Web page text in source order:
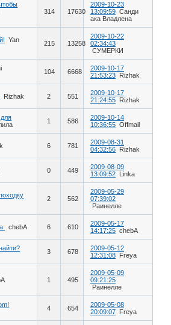
314 17630
2009-10-23
13:09:59 Санди
ака Владлена
Yan
215 13258
2009-10-22
02:34:43
СУМЕРКИ
104 6668
2009-10-17
21:53:23
Rizhak
Rizhak 2 551
2009-10-17
21:24:55
Rizhak
1 586
2009-10-14
10:36:55 Offmail
6 781
2009-08-31
04:32:56
Rizhak
0 449
2009-08-09
13:09:52
Linka
2 562
2009-05-29
07:39:02
Раинелле
chebA 6 610
2009-05-17
14:17:25 chebA
3 678
2009-05-12
12:31:08
Freya
1 495
2009-05-09
09:21:25
Раинелле
4 654
2009-05-08
20:09:07
Freya